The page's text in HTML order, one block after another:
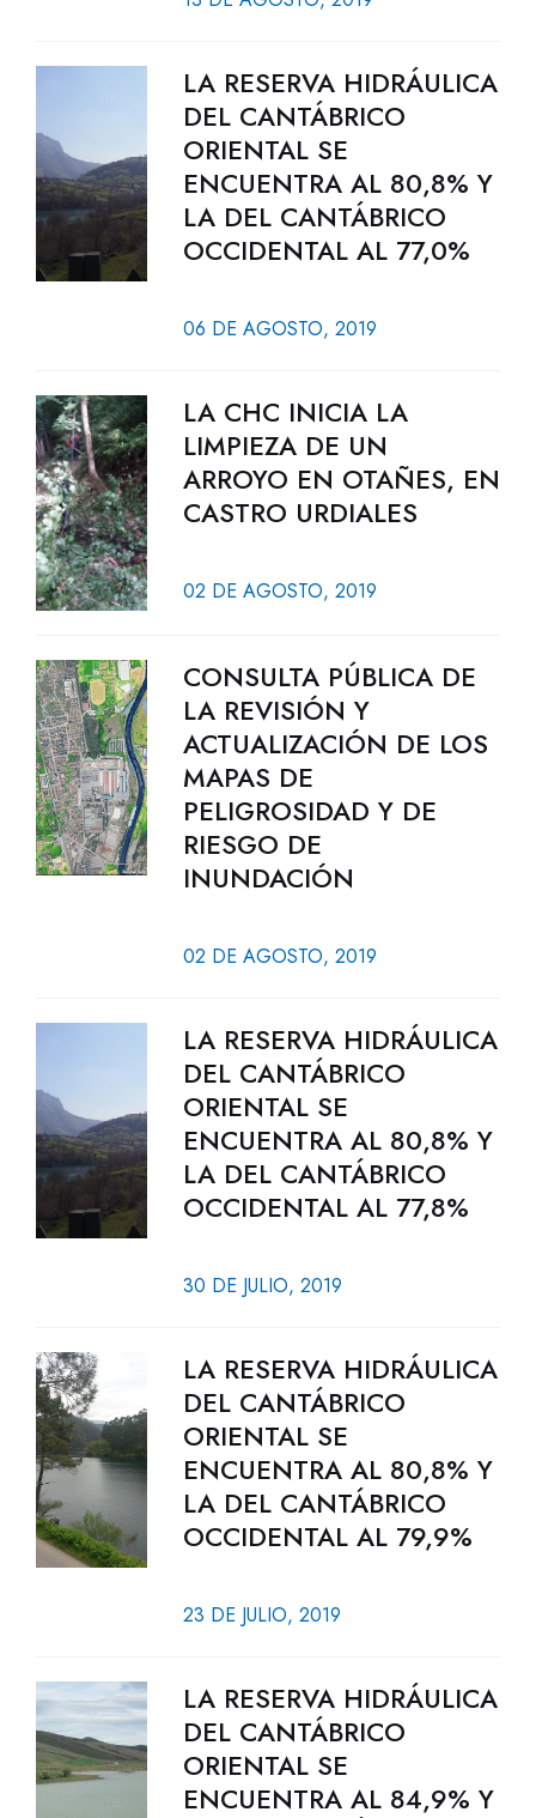
LA RESERVA HIDRÁULICA
DEL CANTÁBRICO
ORIENTAL SE
ENCUENTRA AL 80,8% Y
LA DEL CANTÁBRICO
OCCIDENTAL AL 77,0%
06 DE AGOSTO, 2019
LA CHC INICIA LA
LIMPIEZA DE UN
ARROYO EN OTAÑES, EN
CASTRO URDIALES
02 DE AGOSTO, 2019
CONSULTA PÚBLICA DE
LA REVISIÓN Y
ACTUALIZACIÓN DE LOS
MAPAS DE
PELIGROSIDAD Y DE
RIESGO DE
INUNDACIÓN
02 DE AGOSTO, 2019
LA RESERVA HIDRÁULICA
DEL CANTÁBRICO
ORIENTAL SE
ENCUENTRA AL 80,8% Y
LA DEL CANTÁBRICO
OCCIDENTAL AL 77,8%
30 DE JULIO, 2019
LA RESERVA HIDRÁULICA
DEL CANTÁBRICO
ORIENTAL SE
ENCUENTRA AL 80,8% Y
LA DEL CANTÁBRICO
OCCIDENTAL AL 79,9%
23 DE JULIO, 2019
LA RESERVA HIDRÁULICA
DEL CANTÁBRICO
ORIENTAL SE
ENCUENTRA AL 84,9% Y